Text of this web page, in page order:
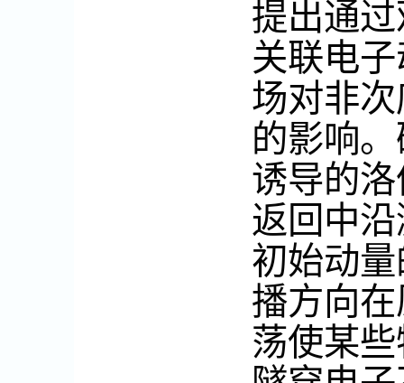
提出通
关联电
场对非
的影响
诱导的
返回中
初始动
播方向
荡使某